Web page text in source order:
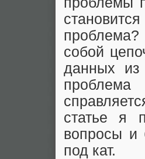
проблема?
собой
данных из
статье я
вопросы и
под кат.